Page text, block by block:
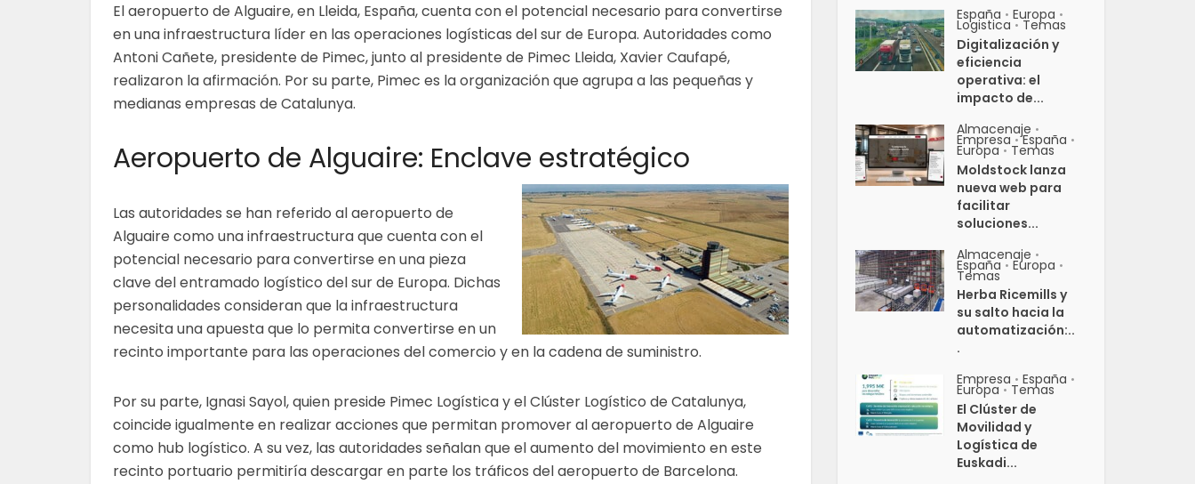
El aeropuerto de Alguaire, en Lleida, España, cuenta con el potencial necesario para convertirse
en una infraestructura líder en las operaciones logísticas del sur de Europa. Autoridades como
Antoni Cañete, presidente de Pimec, junto al presidente de Pimec Lleida, Xavier Caufapé,
realizaron la afirmación. Por su parte, Pimec es la organización que agrupa a las pequeñas y
medianas empresas de Catalunya.
Aeropuerto de Alguaire: Enclave estratégico
Las autoridades se han referido al aeropuerto de
Alguaire como una infraestructura que cuenta con el
potencial necesario para convertirse en una pieza
clave del entramado logístico del sur de Europa. Dichas
personalidades consideran que la infraestructura
necesita una apuesta que lo permita convertirse en un
recinto importante para las operaciones del comercio y en la cadena de suministro.
Por su parte, Ignasi Sayol, quien preside Pimec Logística y el Clúster Logístico de Catalunya,
coincide igualmente en realizar acciones que permitan promover al aeropuerto de Alguaire
como hub logístico. A su vez, las autoridades señalan que el aumento del movimiento en este
recinto portuario permitiría descargar en parte los tráficos del aeropuerto de Barcelona.
España • Europa •
Logistica • Temas
Digitalización y
eficiencia
operativa: el
impacto de...
Almacenaje •
Empresa • España •
Europa • Temas
Moldstock lanza
nueva web para
facilitar
soluciones...
Almacenaje •
España • Europa •
Temas
Herba Ricemills y
su salto hacia la
automatización:..
.
Empresa • España •
Europa • Temas
El Clúster de
Movilidad y
Logística de
Euskadi...